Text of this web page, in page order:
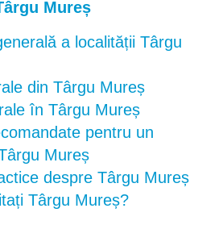
Mureș
a localității Târgu
din Târgu Mureș
în Târgu Mureș
pentru un
Mureș
despre Târgu Mureș
Târgu Mureș?